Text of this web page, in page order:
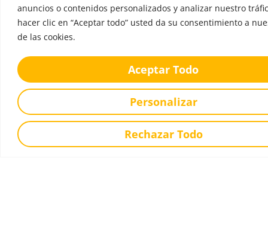
anuncios o contenidos personalizados y analizar nuestro
hacer clic en “Aceptar todo” usted da su consentimiento a
de las cookies.
Personalizar
Rechazar Todo
Aceptar Todo
Oferta Educativa
Primer Ciclo Infantil
Educacion Secundaria
Ofrecemos
Servicios